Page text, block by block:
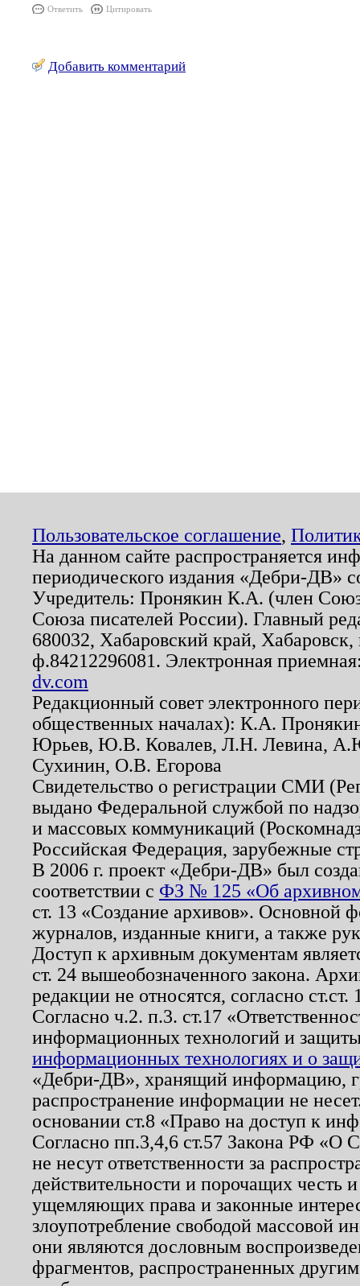
Ответить Цитировать
Добавить комментарий
Пользовательское соглашение,
На данном сайте распространяется
периодического издания «Дебри-ДВ»
Учредитель: Пронякин К.А. (член
Союза писателей России). Главный
680032, Хабаровский край,
ф.84212296081. Электронная
dv.com
Редакционный совет электронного
общественных началах): К.А.
Юрьев, Ю.В. Ковалев, Л.Н. Левина,
Сухинин, О.В. Егорова
Свидетельство о регистрации СМИ
выдано Федеральной службой по
и массовых коммуникаций
Российская Федерация, зарубежные
В 2006 г. проект «Дебри-ДВ» был
соответствии с ФЗ № 125 «Об
ст. 13 «Создание архивов». Основной
журналов, изданные книги, а также
Доступ к архивным документам
ст. 24 вышеобозначенного закона.
редакции не относятся, согласно
Согласно ч.2. п.3. ст.17
информационных технологий и
информационных технологиях и о
«Дебри-ДВ», хранящий информацию,
распространение информации не
основании ст.8 «Право на доступ к
Согласно пп.3,4,6 ст.57 Закона РФ «О
не несут ответственности за
действительности и порочащих честь
ущемляющих права и законные
злоупотребление свободой массовой
они являются дословным
фрагментов, распространенных